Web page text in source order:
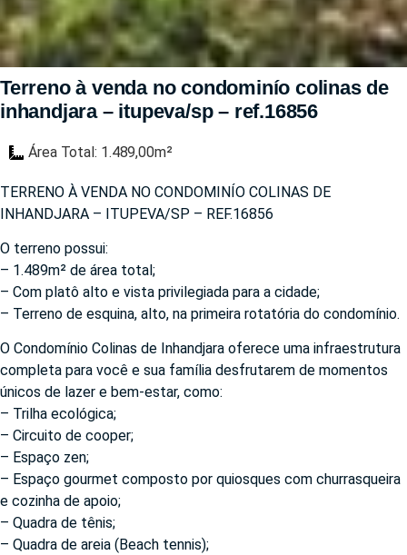
Terreno à venda no condominío colinas de
inhandjara – itupeva/sp – ref.16856
Área Total: 1.489,00m²
TERRENO À VENDA NO CONDOMINÍO COLINAS DE
INHANDJARA – ITUPEVA/SP – REF.16856
O terreno possui:
– 1.489m² de área total;
– Com platô alto e vista privilegiada para a cidade;
– Terreno de esquina, alto, na primeira rotatória do condomínio.
O Condomínio Colinas de Inhandjara oferece uma infraestrutura
completa para você e sua família desfrutarem de momentos
únicos de lazer e bem-estar, como:
– Trilha ecológica;
– Circuito de cooper;
– Espaço zen;
– Espaço gourmet composto por quiosques com churrasqueira
e cozinha de apoio;
– Quadra de tênis;
– Quadra de areia (Beach tennis);